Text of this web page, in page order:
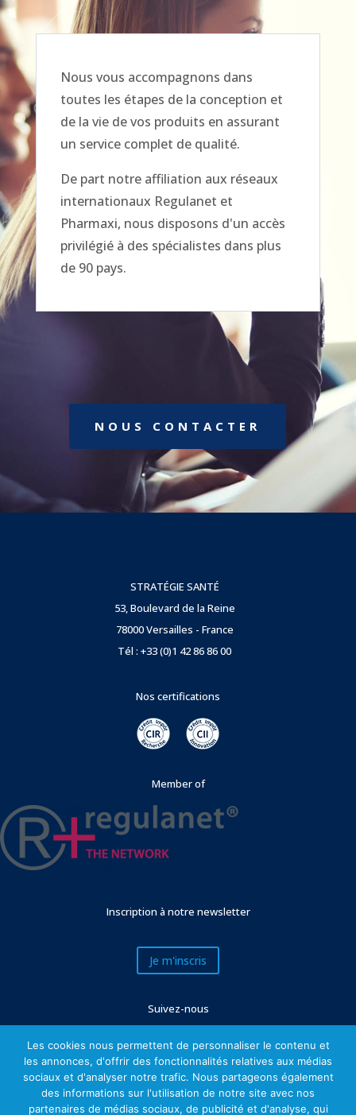
Nous vous accompagnons dans
toutes les étapes de la conception et
de la vie de vos produits en assurant
un service complet de qualité.
De part notre affiliation aux réseaux
internationaux Regulanet et
Pharmaxi, nous disposons d'un accès
privilégié à des spécialistes dans plus
de 90 pays.
NOUS CONTACTER
STRATÉGIE SANTÉ
53, Boulevard de la Reine
78000 Versailles - France
Tél : +33 (0)1 42 86 86 00
Nos certifications
Member of
Inscription à notre newsletter
Je m'inscris
Suivez-nous
Les cookies nous permettent de personnaliser le contenu et
les annonces, d'offrir des fonctionnalités relatives aux médias
sociaux et d'analyser notre trafic. Nous partageons également
des informations sur l'utilisation de notre site avec nos
partenaires de médias sociaux, de publicité et d'analyse, qui